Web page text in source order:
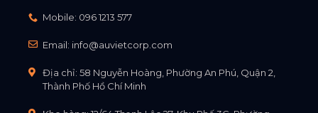
Mobile: 096 1213 577
Email: info@auvietcorp.com
Địa chỉ: 58 Nguyễn Hoàng, Phường An Phú, Quận 2,
Thành Phố Hồ Chí Minh